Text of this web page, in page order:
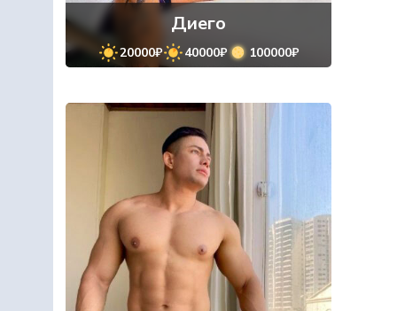
Диего
20000₽ 40000₽ 100000₽